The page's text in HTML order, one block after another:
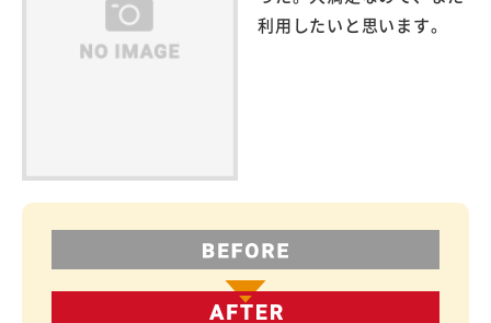
利用したいと思います。